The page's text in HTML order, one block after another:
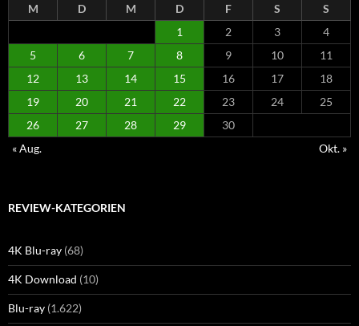
M D M D F S
S
1
2 3
4
5
6 7 8 9 10
11
12
13 14 15 16 17
18
19
20 21 22 23 24
25
26
27 28 29
30
« Aug.
Okt. »
REVIEW-KATEGORIEN
4K Blu-ray (68)
4K Download (10)
Blu-ray (1.622)